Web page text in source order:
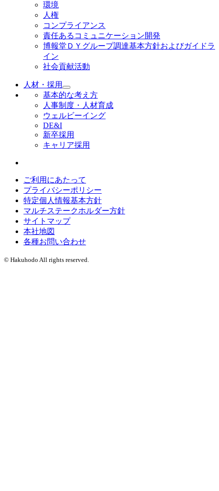
環境
人権
コンプライアンス
責任あるコミュニケーション開発
博報堂ＤＹグループ調達基本方針およびガイドラ
イン
社会貢献活動
人材・採用
基本的な考え方
人事制度・人材育成
ウェルビーイング
DE&I
新卒採用
キャリア採用
ご利用にあたって
プライバシーポリシー
特定個人情報基本方針
マルチステークホルダー方針
サイトマップ
本社地図
各種お問い合わせ
© Hakuhodo All rights reserved.